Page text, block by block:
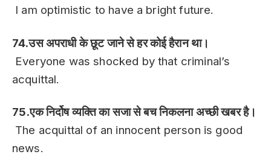
I am optimistic to have a bright future.
74.उस अपराधी के छूट जाने से हर कोई हैरान था।
Everyone was shocked by that criminal’s
acquittal.
75.एक निर्दोष व्यक्ति का सजा से बच निकलना अच्छी खबर है।
The acquittal of an innocent person is good
news.